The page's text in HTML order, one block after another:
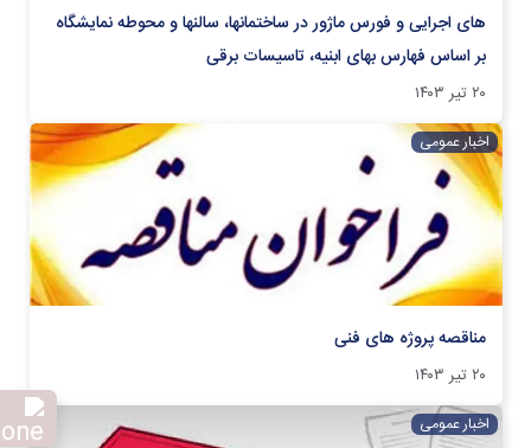
های اجرایی و فورس ماژور در ساختمانها، سالنها و محوطه نمایشگاه
بر اساس فهارس بهای ابنیه، تاسیسات برقی
۲۰ تیر ۱۴۰۳
اخبار عمومی
مناقصه پروژه های فنی
۲۰ تیر ۱۴۰۳
اخبار عمومی